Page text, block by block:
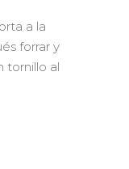
a la
forrar y
tornillo al